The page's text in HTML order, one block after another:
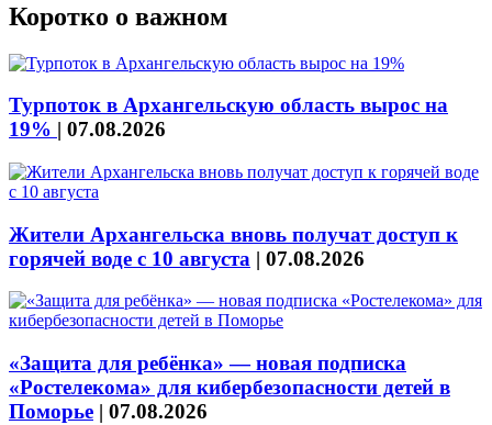
Коротко о важном
Турпоток в Архангельскую область вырос на
19% | 07.08.2026
Жители Архангельска вновь получат доступ к
горячей воде с 10 августа | 07.08.2026
«Защита для ребёнка» — новая подписка
«Ростелекома» для кибербезопасности детей в
Поморье | 07.08.2026